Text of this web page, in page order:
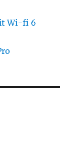
Wi-fi 6